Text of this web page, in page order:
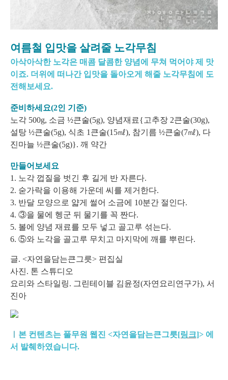
여름철 입맛을 살려줄 노각무침
아삭아삭한 노각은 매콤 달콤한 양념에 무쳐 먹어야 제 맛
이죠. 더위에 떠나간 입맛을 돌아오게 해줄 노각무침에 도
전해보세요.
준비하세요(2인 기준)
노각 500g, 소금 ½큰술(5g), 양념재료{고추장 2큰술(30g),
설탕 ½큰술(5g), 식초 1큰술(15㎖), 참기름 ½큰술(7㎖), 다
진마늘 ½큰술(5g)}. 깨 약간
만들어보세요
1. 노각 껍질을 벗긴 후 길게 반 자른다.
2. 숟가락을 이용해 가운데 씨를 제거한다.
3. 반달 모양으로 얇게 썰어 소금에 10분간 절인다.
4. ③을 물에 헹군 뒤 물기를 꼭 짠다.
5. 볼에 양념 재료를 모두 넣고 골고루 섞는다.
6. ⑤와 노각을 골고루 무치고 마지막에 깨를 뿌린다.
글. <자연을담는큰그릇> 편집실
사진. 톤 스튜디오
요리와 스타일링. 그린테이블 김윤정(자연요리연구가), 서
진아
본 컨텐츠는 풀무원 웹진 <자연을담는큰그릇[링크]> 에
서 발췌하였습니다.